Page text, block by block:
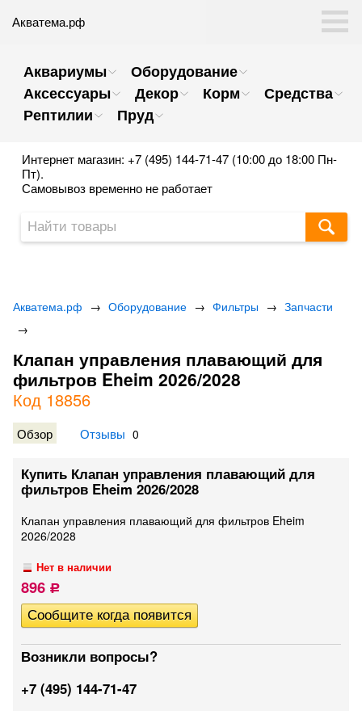
Акватема.рф
Аквариумы
Оборудование
Аксессуары
Декор Корм
Средства
Рептилии
Пруд
Интернет магазин: +7 (495) 144-71-47 (10:00 до 18:00 Пн-
Пт).
Самовывоз временно не работает
Акватема.рф → Оборудование → Фильтры → Запчасти
→
Клапан управления плавающий для
фильтров Eheim 2026/2028
Код 18856
Обзор Отзывы 0
Купить Клапан управления плавающий для
фильтров Eheim 2026/2028
Клапан управления плавающий для фильтров Eheim
2026/2028
Нет в наличии
896 Р
Возникли вопросы?
+7 (495) 144-71-47